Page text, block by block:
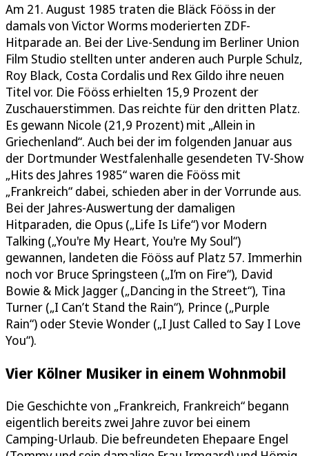
Am 21. August 1985 traten die Bläck Fööss in der
damals von Victor Worms moderierten ZDF-
Hitparade an. Bei der Live-Sendung im Berliner Union
Film Studio stellten unter anderen auch Purple Schulz,
Roy Black, Costa Cordalis und Rex Gildo ihre neuen
Titel vor. Die Fööss erhielten 15,9 Prozent der
Zuschauerstimmen. Das reichte für den dritten Platz.
Es gewann Nicole (21,9 Prozent) mit „Allein in
Griechenland“. Auch bei der im folgenden Januar aus
der Dortmunder Westfalenhalle gesendeten TV-Show
„Hits des Jahres 1985“ waren die Fööss mit
„Frankreich“ dabei, schieden aber in der Vorrunde aus.
Bei der Jahres-Auswertung der damaligen
Hitparaden, die Opus („Life Is Life“) vor Modern
Talking („You're My Heart, You're My Soul“)
gewannen, landeten die Fööss auf Platz 57. Immerhin
noch vor Bruce Springsteen („I’m on Fire“), David
Bowie & Mick Jagger („Dancing in the Street“), Tina
Turner („I Can’t Stand the Rain“), Prince („Purple
Rain“) oder Stevie Wonder („I Just Called to Say I Love
You“).
Vier Kölner Musiker in einem Wohnmobil
Die Geschichte von „Frankreich, Frankreich“ begann
eigentlich bereits zwei Jahre zuvor bei einem
Camping-Urlaub. Die befreundeten Ehepaare Engel